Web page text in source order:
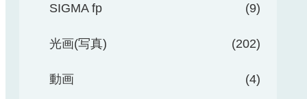
SIGMA fp 9
光画(写真) 202
動画 4